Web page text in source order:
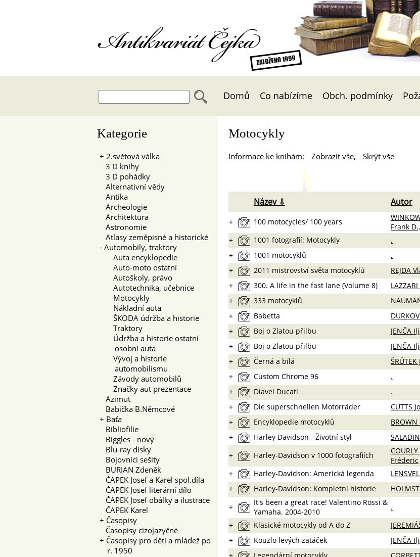
Antikvariát Čejka
Domů Co nabízíme Obch. podmínky
Kategorie
+ 2.světová válka
3 D knihy
3 D pohádky
Alternativní vědy
Antika
Archeologie
Architektura
Astronomie
Atlasy zeměpisné a historické
- Automobily, traktory
Auta encyklopedie
Auto-moto ostatní
Autoškoly, právo
Autotechnika, učebnice
Motocykly
Nákladní auta
ŠKODA údržba a historie
Traktory
Údržba a historie ostatní
osobní auta
Vývoj a historie
automobilismu
Závody automobilů
Značky aut prezentace
Azimut
Babička B.Němcové
+ Baťa
Bibliofilie
Biggles - nový
Blu-ray disky
Bojovníci sešity
BURIAN Zdeněk
ČAPEK Josef a Karel spol.díla
ČAPEK Josef literární dílo
ČAPEK Josef obálky a ilustrace
ČAPEK Karel
+ Časopisy
Časopisy cizojazyčné
+ Časopisy pro děti a mládež po
r. 1950
Motocykly
Informace ke knihám: Zobrazit vše, Skrýt vše
Název ⇩ Autor
+ 100 motocycles/ 100 years
Frank
+
1001 fotografií: Motocykly .
+
1001 motocyklů .
+
2011 mistrovství světa motocyklů REJDA
+
300. A life in the fast lane (Volume 8)
+
333 motocyklů
+
Babetta
+
Boj o Zlatou přilbu JENČA
+
Boj o Zlatou přilbu JENČA
+
Černá a bílá ŠRŮTEK
+
Custom Chrome 96 .
+
Diavel Ducati .
+
Die superschnellen Motorräder CUTTS
+
Encyklopedie motocyklů
+
Harley Davidson - Životní styl
+
Harley-Davidson v 1000 fotografiích
Fréderic
+
Harley-Davidson: Americká legenda
+
Harley-Davidson: Kompletní historie
+
It's been a great race! Valentino Rossi &
Yamaha. 2004-2010
.
+
Klasické motocykly od A do Z
+
Kouzlo levých zatáček JENČA